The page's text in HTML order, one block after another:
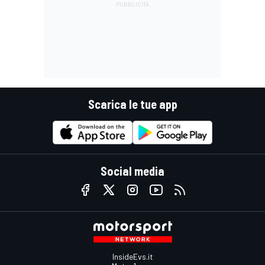
Scarica le tue app
Social media
InsideEvs.it